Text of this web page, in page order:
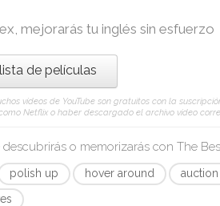
, mejorarás tu inglés sin esfuerzo
de películas
vídeos de YouTube son gratuitos con la
Netflix o haber descargado el archivo vídeo
descubrirás o memorizarás conThe
polish up hover around